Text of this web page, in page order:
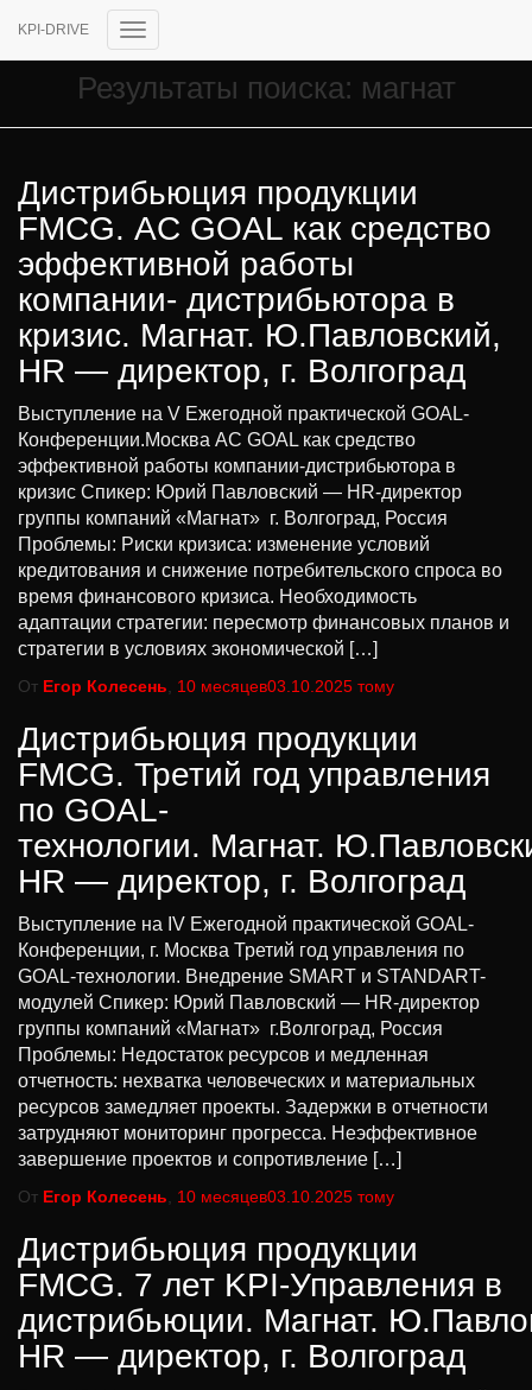
KPI-DRIVE
Переключить
Результаты поиска: магнат
Дистрибьюция продукции
FMCG. AC GOAL как средство
эффективной работы
компании- дистрибьютора в
кризис. Магнат. Ю.Павловский,
HR — директор, г. Волгоград
Выступление на V Ежегодной практической GOAL-
Конференции.Москва AC GOAL как средство
эффективной работы компании-дистрибьютора в
кризис Спикер: Юрий Павловский — HR-директор
группы компаний «Магнат» г. Волгоград, Россия
Проблемы: Риски кризиса: изменение условий
кредитования и снижение потребительского спроса во
время финансового кризиса. Необходимость
адаптации стратегии: пересмотр финансовых планов и
стратегии в условиях экономической […]
От Егор Колесень 10 месяцев03.10.2025 тому
Дистрибьюция продукции
FMCG. Третий год управления
по GOAL-
технологии. Магнат.
HR — директор, г. Волгоград
Выступление на IV Ежегодной практической GOAL-
Конференции, г. Москва Третий год управления по
GOAL-технологии. Внедрение SMART и STANDART-
модулей Спикер: Юрий Павловский — HR-директор
группы компаний «Магнат» г.Волгоград, Россия
Проблемы: Недостаток ресурсов и медленная
отчетность: нехватка человеческих и материальных
ресурсов замедляет проекты. Задержки в отчетности
затрудняют мониторинг прогресса. Неэффективное
завершение проектов и сопротивление […]
От Егор Колесень 10 месяцев03.10.2025 тому
Дистрибьюция продукции
FMCG. 7 лет KPI-Управления в
дистрибьюции. Магнат.
HR — директор, г. Волгоград